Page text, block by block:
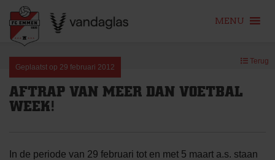
content
MENU
Geplaatst op 29 februari 2012
Terug
AFTRAP VAN MEER DAN VOETBAL
WEEK!
In de periode van 29 februari tot en met 5 maart a.s. staan